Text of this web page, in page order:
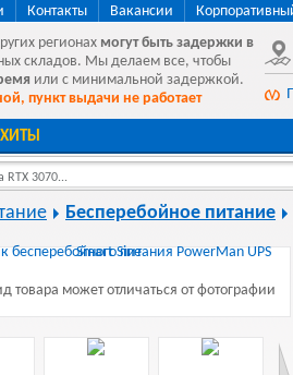
Контакты Вакансии
регионах могут быть задержки в
складов. Мы делаем все, чтобы
или с минимальной задержкой.
пункт выдачи не работает
ХИТЫ
RTX 3070...
Бесперебойное питание
товара может отличаться от фотографии